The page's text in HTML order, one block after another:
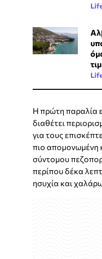
Η πρώτη παραλία
διαθέτει
για τους
πιο απομονωμένη
σύντομου
περίπου δέκα
ησυχία και